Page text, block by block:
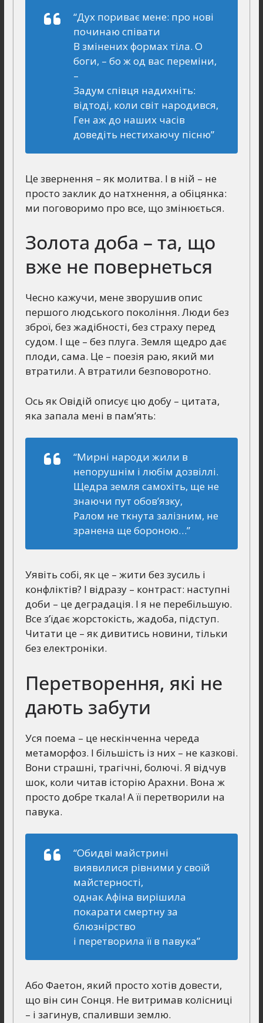
“Дух пориває мене: про нові
починаю співати
В змінених формах тіла. О
боги, – бо ж од вас переміни,
–
Задум співця надихніть:
відтоді, коли світ народився,
Ген аж до наших часів
доведіть нестихаючу пісню”
Це звернення – як молитва. І в ній – не
просто заклик до натхнення, а обіцянка:
ми поговоримо про все, що змінюється.
Золота доба – та, що
вже не повернеться
Чесно кажучи, мене зворушив опис
першого людського покоління. Люди без
зброї, без жадібності, без страху перед
судом. І ще – без плуга. Земля щедро дає
плоди, сама. Це – поезія раю, який ми
втратили. А втратили безповоротно.
Ось як Овідій описує цю добу – цитата,
яка запала мені в пам’ять:
“Мирні народи жили в
непорушнім і любім дозвіллі.
Щедра земля самохіть, ще не
знаючи пут обов’язку,
Ралом не ткнута залізним, не
зранена ще бороною…”
Уявіть собі, як це – жити без зусиль і
конфліктів? І відразу – контраст: наступні
доби – це деградація. І я не перебільшую.
Все з’їдає жорстокість, жадоба, підступ.
Читати це – як дивитись новини, тільки
без електроніки.
Перетворення, які не
дають забути
Уся поема – це нескінченна череда
метаморфоз. І більшість із них – не казкові.
Вони страшні, трагічні, болючі. Я відчув
шок, коли читав історію Арахни. Вона ж
просто добре ткала! А її перетворили на
павука.
“Обидві майстрині
виявилися рівними у своїй
майстерності,
однак Афіна вирішила
покарати смертну за
блюзнірство
і перетворила її в павука”
Або Фаетон, який просто хотів довести,
що він син Сонця. Не витримав колісниці
– і загинув, спаливши землю.